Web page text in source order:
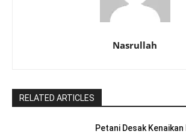
Nasrullah
RELATED ARTICLES
Petani Desak